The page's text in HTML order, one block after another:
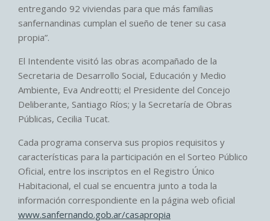
entregando 92 viviendas para que más familias
sanfernandinas cumplan el sueño de tener su casa
propia”.
El Intendente visitó las obras acompañado de la
Secretaria de Desarrollo Social, Educación y Medio
Ambiente, Eva Andreotti; el Presidente del Concejo
Deliberante, Santiago Ríos; y la Secretaría de Obras
Públicas, Cecilia Tucat.
Cada programa conserva sus propios requisitos y
características para la participación en el Sorteo Público
Oficial, entre los inscriptos en el Registro Único
Habitacional, el cual se encuentra junto a toda la
información correspondiente en la página web oficial
www.sanfernando.gob.ar/casapropia